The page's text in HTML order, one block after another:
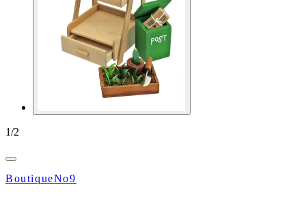
1/2
BoutiqueNo9